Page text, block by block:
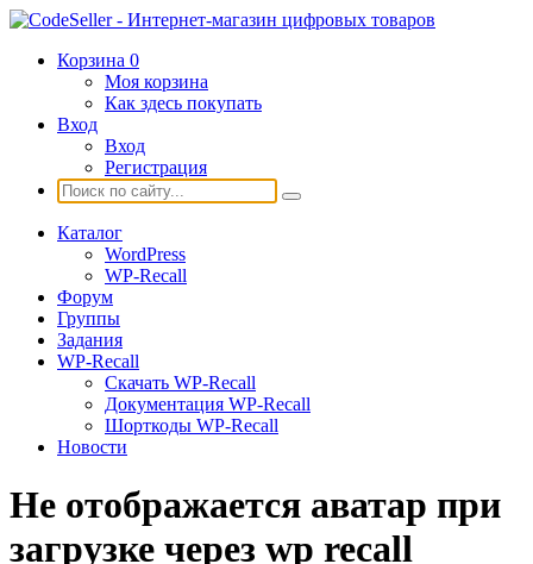
Корзина 0
Моя корзина
Как здесь покупать
Вход
Вход
Регистрация
Каталог
WordPress
WP-Recall
Форум
Группы
Задания
WP-Recall
Скачать WP-Recall
Документация WP-Recall
Шорткоды WP-Recall
Новости
Не отображается аватар при
загрузке через wp recall